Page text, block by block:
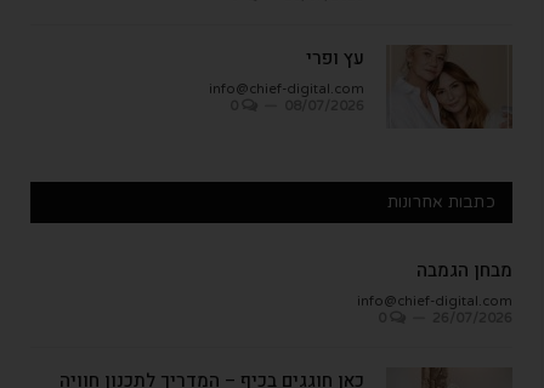
עץ ופרי
info@chief-digital.com
כתבות אחרונות
מבחן הגמבה
info@chief-digital.com
כאן חוגגים בכיף – המדריך לתכנון חוויה